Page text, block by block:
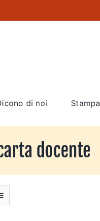
di noi Stampa
docente